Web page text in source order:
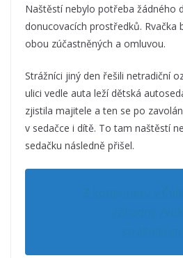
Naštěstí nebylo potřeba žádného
donucovacích prostředků. Rvačka
obou zúčastněných a omluvou.
Strážníci jiný den řešili netradiční
ulici vedle auta leží dětská
zjistila majitele a ten se po
v sedačce i dítě. To tam naštěstí
sedačku následně přišel.